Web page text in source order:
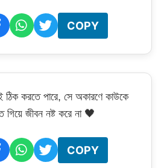
COPY
ঠিক করতে পারে, সে অকারণে কাউকে
গিয়ে জীবন নষ্ট করে না 🖤
COPY